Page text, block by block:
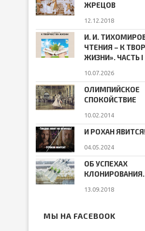
ЖРЕЦОВ
12.12.2018
И. И.
ЧТЕНИЯ – К
ЖИЗНИ». ЧАСТЬ I
10.07.2026
ОЛИМПИЙСКОЕ
СПОКОЙСТВИЕ
10.02.2014
И РОХАН
04.05.2024
ОБ УСПЕХАХ
КЛОНИРОВАНИЯ.
13.09.2018
МЫ НА FACEBOOK